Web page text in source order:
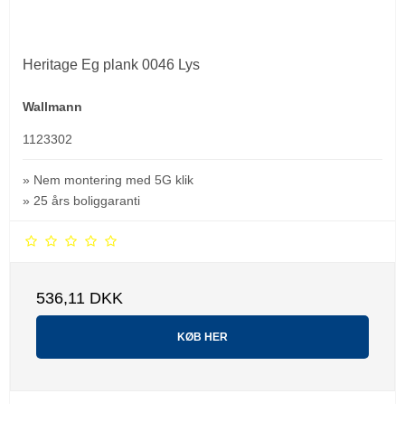
Heritage Eg plank 0046 Lys
Wallmann
1123302
» Nem montering med 5G klik
» 25 års boliggaranti
536,11 DKK
KØB HER